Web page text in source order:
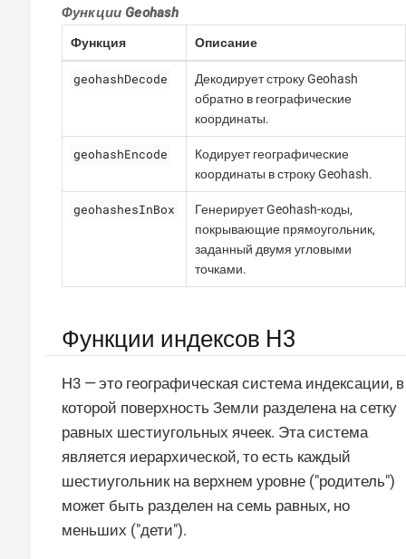
Функции Geohash
Функция Описание
geohashDecode
Декодирует строку Geohash
обратно в географические
координаты.
geohashEncode
Кодирует географические
координаты в строку Geohash.
geohashesInBox
Генерирует Geohash-коды,
покрывающие прямоугольник,
заданный двумя угловыми
точками.
Функции индексов H3
H3 — это географическая система индексации, в
которой поверхность Земли разделена на сетку
равных шестиугольных ячеек. Эта система
является иерархической, то есть каждый
шестиугольник на верхнем уровне ("родитель")
может быть разделен на семь равных, но
меньших ("дети").